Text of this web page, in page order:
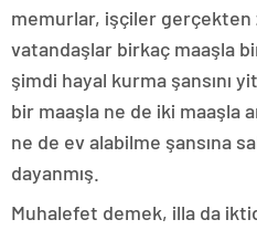
memurlar, işçiler gerçekten
vatandaşlar birkaç maaşla
şimdi hayal kurma şansını
bir maaşla ne de iki maaşla
ne de ev alabilme şansına
dayanmış.
Muhalefet demek, illa da